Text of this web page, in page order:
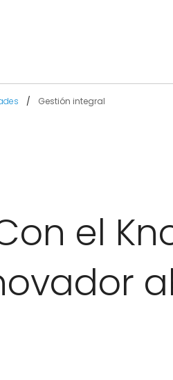
Gestión integral
el